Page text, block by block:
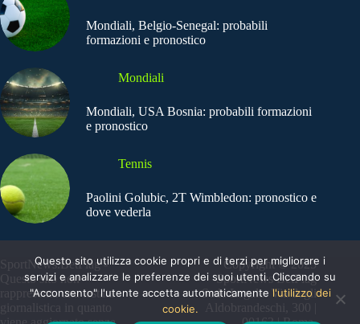
Mondiali, Belgio-Senegal: probabili
formazioni e pronostico
Mondiali
Mondiali, USA Bosnia: probabili formazioni
e pronostico
Tennis
Paolini Golubic, 2T Wimbledon: pronostico e
dove vederla
SportNews.BetFlag -
Questo sito non
rappresenta una testata
giornalistica in quanto
Copyright © 2025
SportNews BetFlag
Sede Legale: Via degli
Aldobrandeschi, 300 |
Questo sito utilizza cookie propri e di terzi per migliorare i
servizi e analizzare le preferenze dei suoi utenti. Cliccando su
"Acconsento" l'utente accetta automaticamente l'utilizzo dei
cookie.